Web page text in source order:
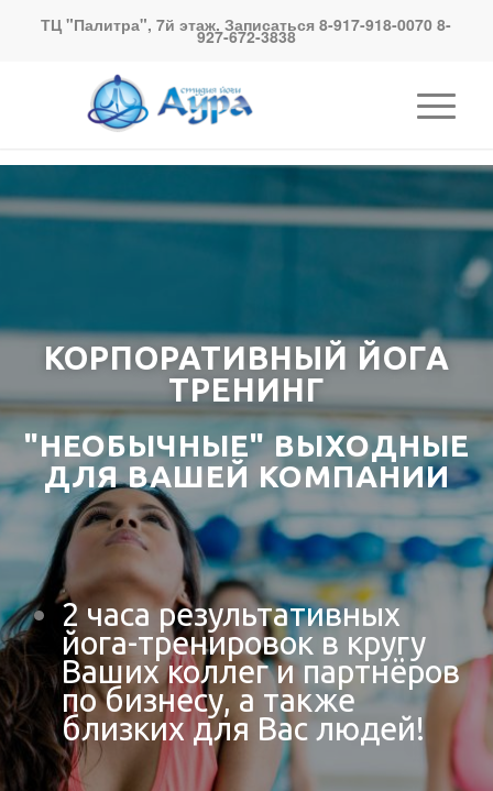
ТЦ "Палитра", 7й этаж. Записаться 8-917-918-0070 8-
927-672-3838
КОРПОРАТИВНЫЙ ЙОГА
ТРЕНИНГ
"НЕОБЫЧНЫЕ" ВЫХОДНЫЕ
ДЛЯ ВАШЕЙ КОМПАНИИ
2 часа результативных
йога-тренировок в кругу
Ваших коллег и партнёров
по бизнесу, а также
близких для Вас людей!